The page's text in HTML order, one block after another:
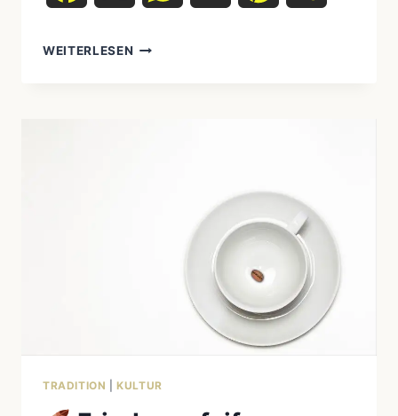
WEITERLESEN
TRADITION |KULTUR